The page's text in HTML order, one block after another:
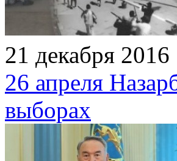
21 декабря 2016
26 апреля
выборах